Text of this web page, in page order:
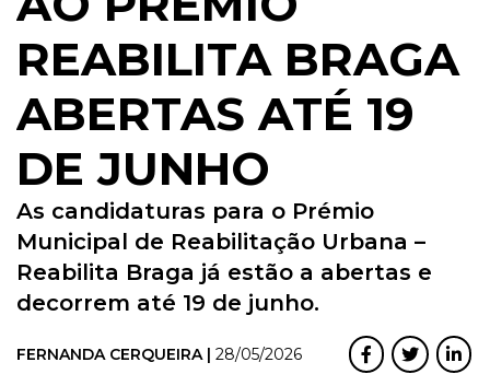
REABILITA BRAGA
ABERTAS ATÉ 19
DE JUNHO
As candidaturas para o Prémio
Municipal de Reabilitação Urbana –
Reabilita Braga já estão a abertas e
decorrem até 19 de junho.
FERNANDA CERQUEIRA | 28/05/2026